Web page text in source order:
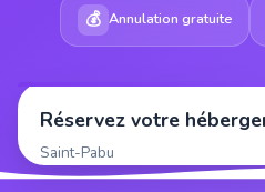
💰 Annulation gratuite
Réservez votre
Saint-Pabu